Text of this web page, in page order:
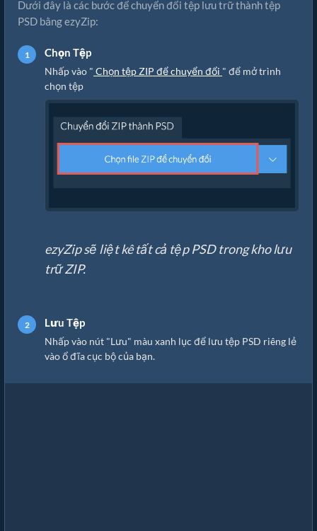
Dưới đây là các bước để chuyển đổi tệp lưu trữ thành tệp
PSD bằng ezyZip:
Chọn Tệp
Nhấp vào " Chọn tệp ZIP để chuyển đổi " để mở trình
chọn tệp
ezyZip sẽ liệt kê tất cả tệp PSD trong kho lưu
trữ ZIP.
Lưu Tệp
Nhấp vào nút "Lưu" màu xanh lục để lưu tệp PSD riêng lẻ
vào ổ đĩa cục bộ của bạn.